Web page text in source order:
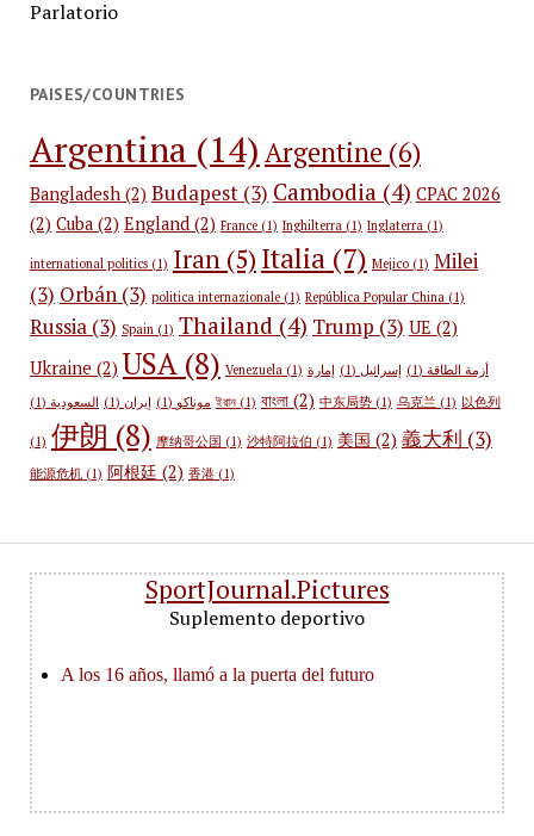
Parlatorio
PAISES/COUNTRIES
Argentina (14) Argentine(6)
Bangladesh(2) Budapest(3) Cambodia (4) CPAC 2026
(2) Cuba(2) England(2) France(1) Inghilterra (1) Inglaterra (1)
international politics(1) Iran(5) Italia(7) Mejico(1) Milei
(3) Orbán(3) politica internazionale(1) República Popular China (1)
Russia(3) Spain (1) Thailand (4) Trump (3) UE (2)
Ukraine (2) USA(8) Venezuela (1) أزمة الطاقة (1) إسرائيل (1)
إمارة
موناكو (1) إيران (1) السعودية (1) ইরান(1) বাংলা(2) 中东局势(1) 乌克兰 (1) 以色列
(1) 伊朗 (8) 摩纳哥公国 (1) 沙特阿拉伯 (1) 美国 (2) 義大利 (3)
能源危机(1) 阿根廷 (2) 香港(1)
SportJournal.Pictures
Suplemento deportivo